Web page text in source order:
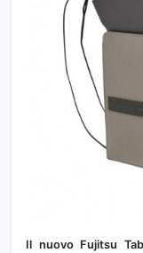
Il nuovo Fujitsu